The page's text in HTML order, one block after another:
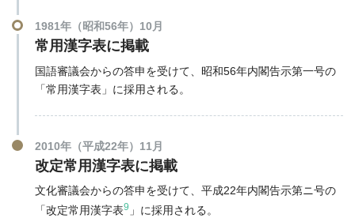
1981年（昭和56年）10月
常用漢字表に掲載
国語審議会からの答申を受けて、昭和56年内閣告示第一号の
「常用漢字表」に採用される。
2010年（平成22年）11月
改定常用漢字表に掲載
文化審議会からの答申を受けて、平成22年内閣告示第ニ号の
「改定常用漢字表9 」に採用される。